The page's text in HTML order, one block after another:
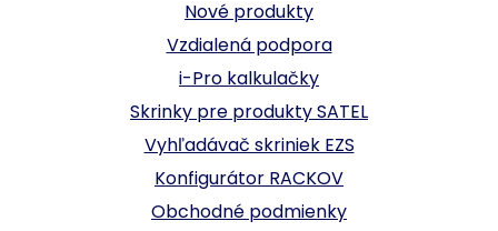
Nové produkty
Vzdialená podpora
i-Pro kalkulačky
Skrinky pre produkty SATEL
Vyhľadávač skriniek EZS
Konfigurátor RACKOV
Obchodné podmienky